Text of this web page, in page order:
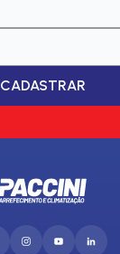
CADASTRAR